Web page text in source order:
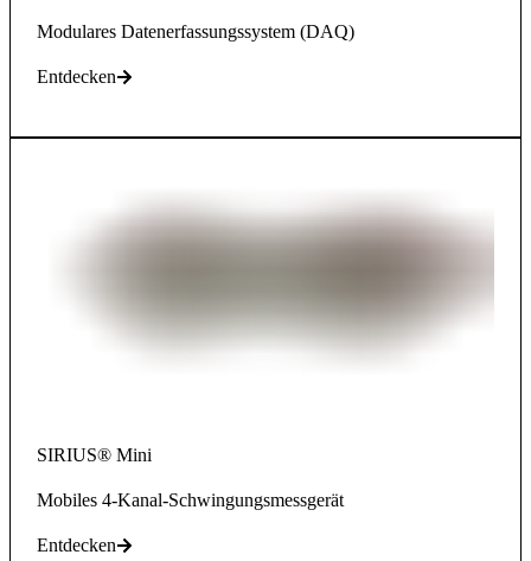
Modulares Datenerfassungssystem (DAQ)
Entdecken
SIRIUS® Mini
Mobiles 4-Kanal-Schwingungsmessgerät
Entdecken